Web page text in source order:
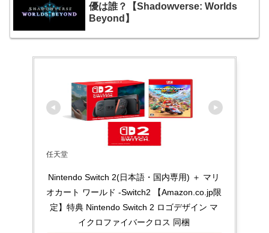
優は誰？【Shadowverse: Worlds
Beyond】
任天堂
Nintendo Switch 2(日本語・国内専用) ＋ マリ
オカート ワールド -Switch2 【Amazon.co.jp限
定】特典 Nintendo Switch 2 ロゴデザイン マ
イクロファイバークロス 同梱